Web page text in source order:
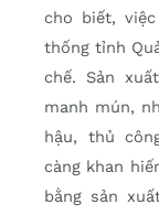
cho biết,
thống tỉnh
chế. Sản
manh mún,
hậu, thủ
càng khan
bằng sản